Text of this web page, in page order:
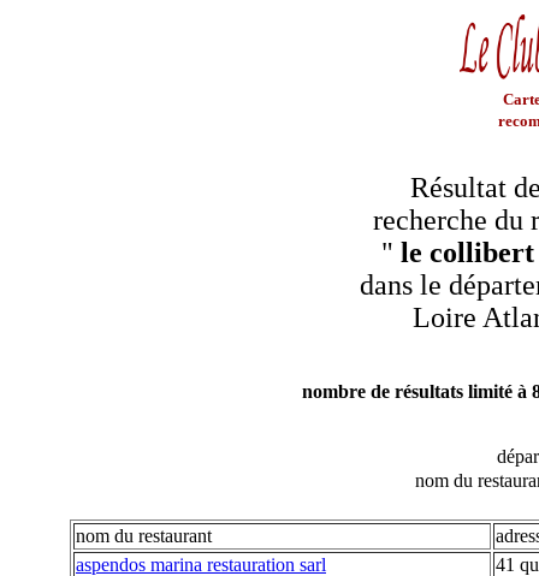
Résultat
recherche du
" le
dans le
Loire
nombre de résultats limité à
nom du
nom du restaurant
aspendos marina restauration sarl
41